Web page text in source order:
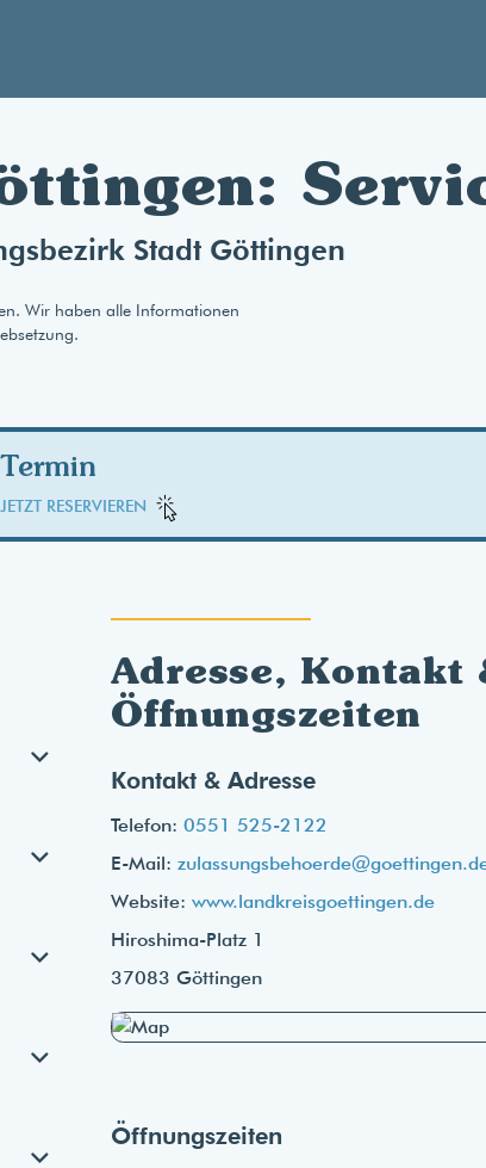
Stadt Göttingen
Wir haben alle Informationen
Termin
JETZT RESERVIEREN
Adresse, Kontakt
Öffnungszeiten
Kontakt & Adresse
Telefon: 0551 525-2122
E-Mail:
Website: www.landkreisgoettingen.de
Hiroshima-Platz 1
37083 Göttingen
Öffnungszeiten